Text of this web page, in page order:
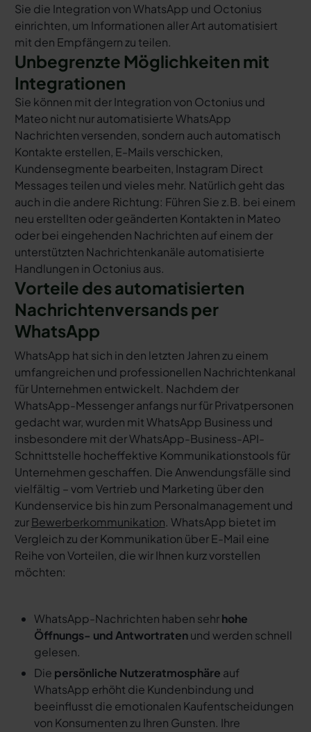
Sie die Integration von WhatsApp und Octonius
einrichten, um Informationen aller Art automatisiert
mit den Empfängern zu teilen.
Unbegrenzte Möglichkeiten mit
Integrationen
Sie können mit der Integration von Octonius und
Mateo nicht nur automatisierte WhatsApp
Nachrichten versenden, sondern auch automatisch
Kontakte erstellen, E-Mails verschicken,
Kundensegmente bearbeiten, Instagram Direct
Messages teilen und vieles mehr. Natürlich geht das
auch in die andere Richtung: Führen Sie z.B. bei einem
neu erstellten oder geänderten Kontakten in Mateo
oder bei eingehenden Nachrichten auf einem der
unterstützten Nachrichtenkanäle automatisierte
Handlungen in Octonius aus.
Vorteile des automatisierten
Nachrichtenversands per
WhatsApp
WhatsApp hat sich in den letzten Jahren zu einem
umfangreichen und professionellen Nachrichtenkanal
für Unternehmen entwickelt. Nachdem der
WhatsApp-Messenger anfangs nur für Privatpersonen
gedacht war, wurden mit WhatsApp Business und
insbesondere mit der WhatsApp-Business-API-
Schnittstelle hocheffektive Kommunikationstools für
Unternehmen geschaffen. Die Anwendungsfälle sind
vielfältig – vom Vertrieb und Marketing über den
Kundenservice bis hin zum Personalmanagement und
zurBewerberkommunikation. WhatsApp bietet im
Vergleich zu der Kommunikation über E-Mail eine
Reihe von Vorteilen, die wir Ihnen kurz vorstellen
möchten:
WhatsApp-Nachrichten haben sehrhohe
Öffnungs- und Antwortratenund werden schnell
gelesen.
Die persönliche Nutzeratmosphäre auf
WhatsApp erhöht die Kundenbindung und
beeinflusst die emotionalen Kaufentscheidungen
von Konsumenten zu Ihren Gunsten. Ihre